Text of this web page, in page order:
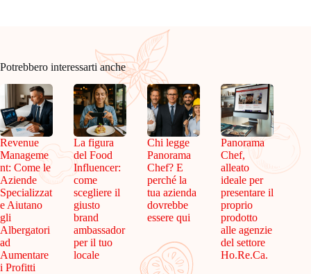
Potrebbero interessarti anche
Revenue
Manageme
nt: Come le
Aziende
Specializzat
e Aiutano
gli
Albergatori
ad
Aumentare
i Profitti
La figura
del Food
Influencer:
come
scegliere il
giusto
brand
ambassador
per il tuo
locale
Chi legge
Panorama
Chef? E
perché la
tua azienda
dovrebbe
essere qui
Panorama
Chef,
alleato
ideale per
presentare il
proprio
prodotto
alle agenzie
del settore
Ho.Re.Ca.